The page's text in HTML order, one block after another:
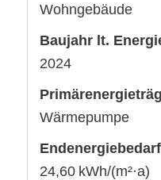
Wohngebäude
Baujahr lt.
2024
Wärmepumpe
Endenergie­bedarf
24,60 kWh/(m²·a)